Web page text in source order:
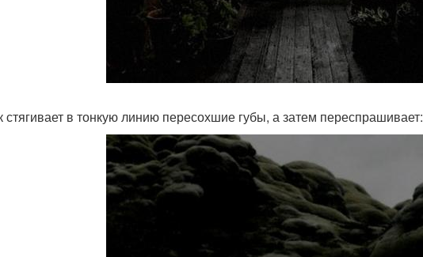
стягивает в тонкую линию пересохшие губы, а затем переспрашивает: